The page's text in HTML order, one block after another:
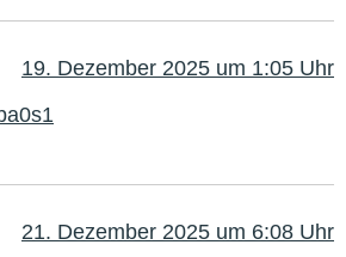
19. Dezember 2025 um 1:05 Uhr
21. Dezember 2025 um 6:08 Uhr